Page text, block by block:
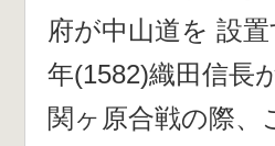
府が中山道を 設
年(1582)織田信長
関ヶ原合戦の際